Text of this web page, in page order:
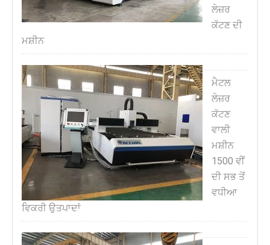
ਲੇਜ਼ਰ
ਕੱਟਣ ਦੀ
ਮਸ਼ੀਨ
ਮੈਟਲ
ਲੇਜ਼ਰ
ਕੱਟਣ
ਵਾਲੀ
ਮਸ਼ੀਨ
1500 ਵੀਂ
ਦੀ ਸਭ ਤੋਂ
ਵਧੀਆ
ਵਿਕਰੀ ਉਤਪਾਦਾਂ